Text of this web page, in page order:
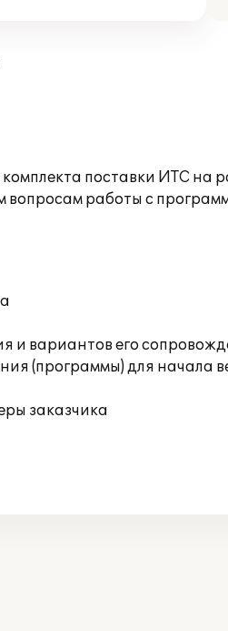
поставки ИТС на
вопросам работы с
и вариантов его
(программы) для начала
заказчика